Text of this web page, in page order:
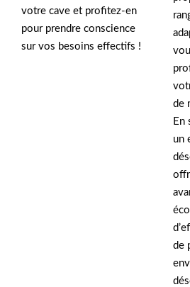
votre cave et profitez-en
pour prendre conscience
sur vos besoins effectifs !
de
En
un
de